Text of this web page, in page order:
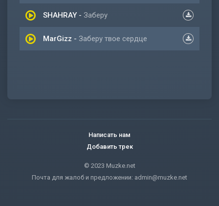
SHAHRAY- Заберу
MarGizz - Заберу твое сердце
Написать нам
Добавить трек
© 2023 Muzke.net
Почта для жалоб и предложении: admin@muzke.net